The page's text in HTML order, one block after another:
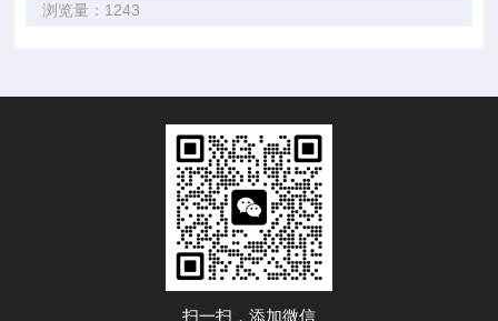
浏览量：1243
扫一扫，添加微信